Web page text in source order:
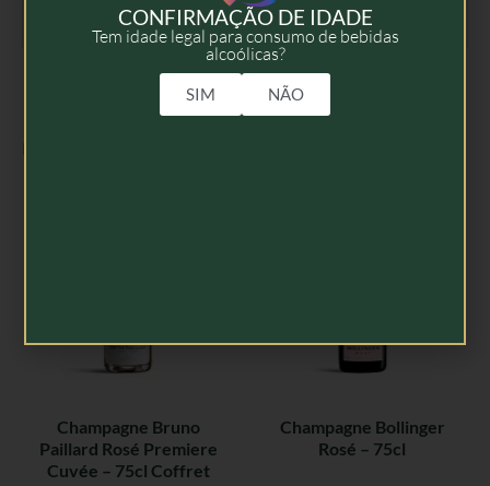
75cl
Champagne Bruno
Paillard Rosé Premiere
Cuvée – 75cl Coffret
Champagne Bollinger
Rosé – 75cl
CONFIRMAÇÃO DE IDADE
Tem idade legal para consumo de bebidas
alcoólicas?
SIM NÃO